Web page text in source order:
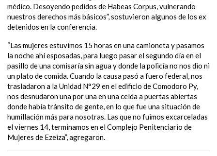
médico. Desoyendo pedidos de Habeas Corpus, vulnerando
nuestros derechos más básicos”, sostuvieron algunos de los ex
detenidos en la conferencia.
“Las mujeres estuvimos 15 horas en una camioneta y pasamos
la noche ahí esposadas, para luego pasar el segundo día en el
pasillo de una comisaría sin agua y donde la policía no nos dio ni
un plato de comida. Cuando la causa pasó a fuero federal, nos
trasladaron a la Unidad N°29 en el edificio de Comodoro Py,
nos desnudaron una por una en una celda a puertas abiertas
donde había tránsito de gente, en lo que fue una situación de
humillación más para nosotras. Las que no fuimos excarceladas
el viernes 14, terminamos en el Complejo Penitenciario de
Mujeres de Ezeiza”, agregaron.